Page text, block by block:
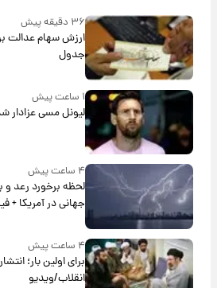
۳۶ دقیقه پیش
جدول
۱ ساعت پیش
لیونل مسی عزادار
۴ ساعت پیش
لحظه برخورد رعد و
جهانی در آمریکا +
۴ ساعت پیش
برای اولین بار؛
انقلاب/ویدیو